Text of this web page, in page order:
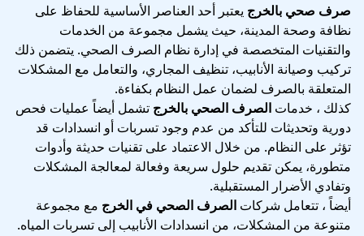
صرف صحي بالخرج يعتبر أحد العناصر الأساسية للحفاظ على
نظافة وصحة المدينة، حيث يشمل مجموعة من الخدمات
والتقنيات المتخصصة في إدارة نظام الصرف الصحي. يتضمن ذلك
تركيب وصيانة الأنابيب، تنظيف المجاري، والتعامل مع المشكلات
المتعلقة بالصرف لضمان عمل النظام بكفاءة.
كذلك ، خدمات الصرف الصحي بالخرج تشمل أيضاً عمليات فحص
دورية وتحديثات للتأكد من عدم وجود تسربات أو انسدادات قد
تؤثر على النظام. من خلال الاعتماد على تقنيات حديثة وأدوات
متطورة، يمكن تقديم حلول سريعة وفعالة لمعالجة المشكلات
وتفادي الأضرار المستقبلية.
أيضاً ، تتعامل شركات الصرف الصحي في الخرج مع مجموعة
متنوعة من المشكلات، من انسدادات الأنابيب إلى تسربات المياه.